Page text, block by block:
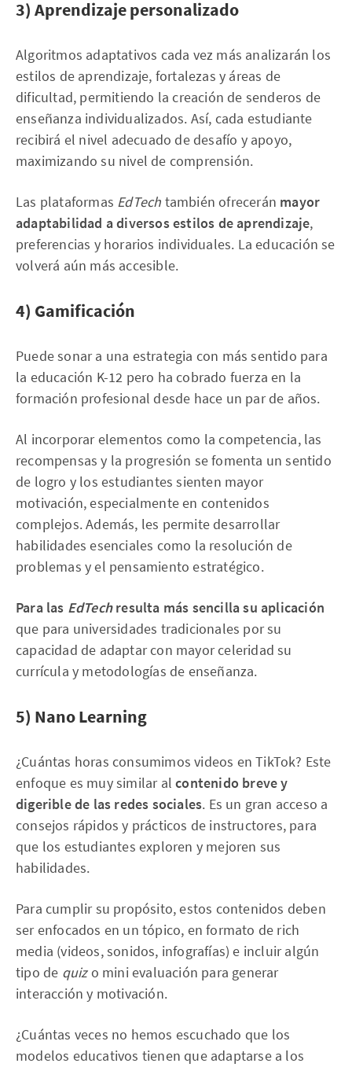
3) Aprendizaje personalizado
Algoritmos adaptativos cada vez más analizarán los
estilos de aprendizaje, fortalezas y áreas de
dificultad, permitiendo la creación de senderos de
enseñanza individualizados. Así, cada estudiante
recibirá el nivel adecuado de desafío y apoyo,
maximizando su nivel de comprensión.
Las plataformas EdTech también ofrecerán mayor
adaptabilidad a diversos estilos de aprendizaje,
preferencias y horarios individuales. La educación se
volverá aún más accesible.
4) Gamificación
Puede sonar a una estrategia con más sentido para
la educación K-12 pero ha cobrado fuerza en la
formación profesional desde hace un par de años.
Al incorporar elementos como la competencia, las
recompensas y la progresión se fomenta un sentido
de logro y los estudiantes sienten mayor
motivación, especialmente en contenidos
complejos. Además, les permite desarrollar
habilidades esenciales como la resolución de
problemas y el pensamiento estratégico.
Para las EdTechresulta más sencilla su aplicación
que para universidades tradicionales por su
capacidad de adaptar con mayor celeridad su
currícula y metodologías de enseñanza.
5) Nano Learning
¿Cuántas horas consumimos videos en TikTok? ​​Este
enfoque es muy similar alcontenido breve y
digerible de las redes sociales. Es un gran acceso a
consejos rápidos y prácticos de instructores, para
que los estudiantes exploren y mejoren sus
habilidades.
Para cumplir su propósito, estos contenidos deben
ser enfocados en un tópico, en formato de rich
media (videos, sonidos, infografías) e incluir algún
tipo de quizo mini evaluación para generar
interacción y motivación.
¿Cuántas veces no hemos escuchado que los
modelos educativos tienen que adaptarse a los